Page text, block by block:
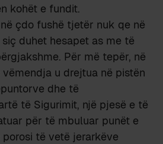
kohët e fundit.
çdo fushë tjetër nuk qe në
duhet hesapet as me të
Për më tepër, në
u drejtua në pistën
dhe të
të Sigurimit, një pjesë e të
për të mbuluar punët e
të vetë jerarkëve